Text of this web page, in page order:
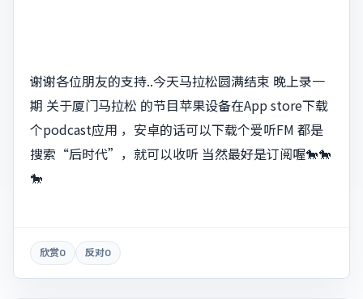
谢谢各位朋友的支持..今天马拉松圆满结束 晚上录一
期 关于厦门马拉松 的节目苹果设备在App store下载
个podcast应用 ，安卓的话可以下载个爱听FM 都是
搜索“后时代”，就可以收听 当然最好是订阅喔🐎🐎
🐎
欣赏0 反对0